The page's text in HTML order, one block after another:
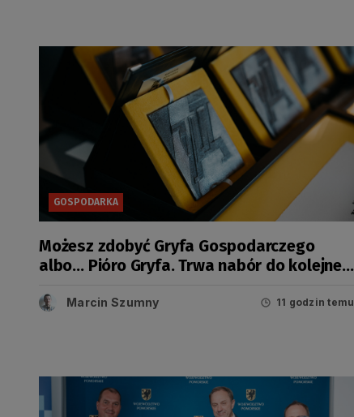
GOSPODARKA
Możesz zdobyć Gryfa Gospodarczego
albo… Pióro Gryfa. Trwa nabór do kolejnej
Marcin Szumny 11 godzin temu